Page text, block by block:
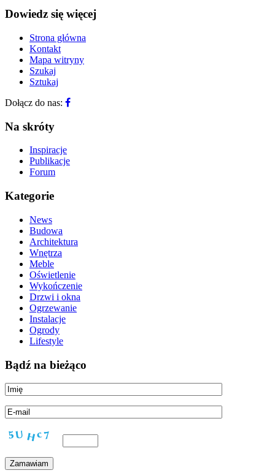
Dowiedz się więcej
Strona główna
Kontakt
Mapa witryny
Szukaj
Sztukaj
Dołącz do nas:
Na skróty
Inspiracje
Publikacje
Forum
Kategorie
News
Budowa
Architektura
Wnętrza
Meble
Oświetlenie
Wykończenie
Drzwi i okna
Ogrzewanie
Instalacje
Ogrody
Lifestyle
Bądź na bieżąco